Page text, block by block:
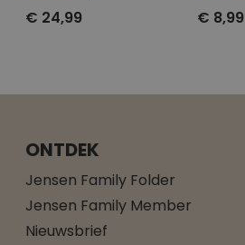
€ 24,99 € 8,99
ONTDEK
Jensen Family Folder
Jensen Family Member
Nieuwsbrief